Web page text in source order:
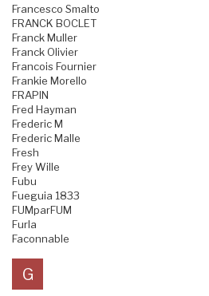
Francesco Smalto
FRANCK BOCLET
Franck Muller
Franck Olivier
Francois Fournier
Frankie Morello
FRAPIN
Fred Hayman
Frederic M
Frederic Malle
Fresh
Frey Wille
Fubu
Fueguia 1833
FUMparFUM
Furla
Faconnable
G